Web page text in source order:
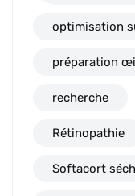
optimisation
préparation
recherche
Rétinopathie
Softacort